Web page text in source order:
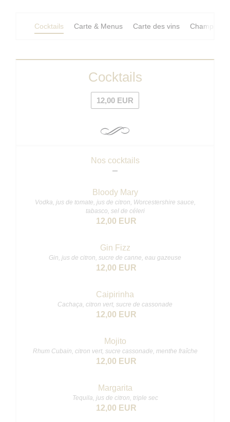
Cocktails Carte & Menus Carte des vins
Cocktails
12,00 EUR
Nos cocktails
Bloody Mary
Vodka, jus de tomate, jus de citron, Worcestershire sauce,
tabasco, sel de céleri
12,00 EUR
Gin Fizz
Gin, jus de citron, sucre de canne, eau gazeuse
12,00 EUR
Caipirinha
Cachaça, citron vert, sucre de cassonade
12,00 EUR
Mojito
Rhum Cubain, citron vert, sucre cassonade, menthe fraîche
12,00 EUR
Margarita
Tequila, jus de citron, triple sec
12,00 EUR